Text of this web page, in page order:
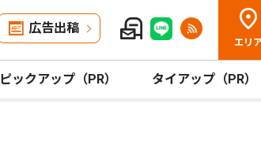
広告出稿
エリ
ピックアップ（PR） タイアップ（PR）